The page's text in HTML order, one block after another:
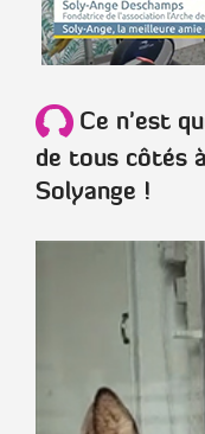
Ce n'est
de tous côtés
Solyange !